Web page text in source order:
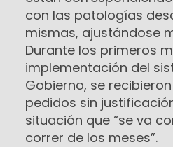
con las patologías
mismas, ajustándose
Durante los primeros
implementación del
Gobierno, se
pedidos sin
situación que “se va
correr de los meses”.